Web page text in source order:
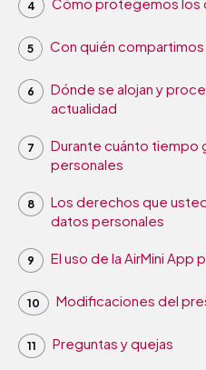
Cómo protegemos los
Con quién
Dónde se alojan y
actualidad
Durante cuánto tiempo
personales
Los derechos que
datos personales
El uso de la AirMini
Modificaciones del
Preguntas y quejas